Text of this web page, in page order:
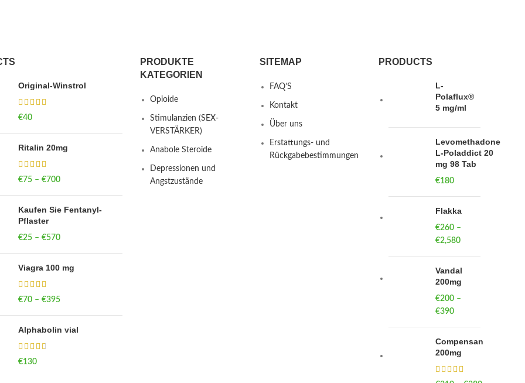
Original-Winstrol
€40
Ritalin 20mg
€75 – €700Price range: €75
Kaufen Sie Fentanyl-
Pflaster
€25 – €570Price range: €25
Viagra 100 mg
€70 – €395Price range: €70
Alphabolin vial
€130
PRODUKTE
KATEGORIEN
Opioide
Stimulanzien (SEX-
VERSTÄRKER)
Anabole Steroide
Depressionen und
Angstzustände
SITEMAP
FAQ’S
Kontakt
Über uns
Erstattungs- und
Rückgabebestimmungen
PRODUCTS
L-
Polaflux®
5 mg/ml
Levomethadone
L-Poladdict 20
mg 98 Tab
€180
Flakka
€260 –
€2,580
€260
through
Vandal
200mg
€200 –
€390
through
Compensan
200mg